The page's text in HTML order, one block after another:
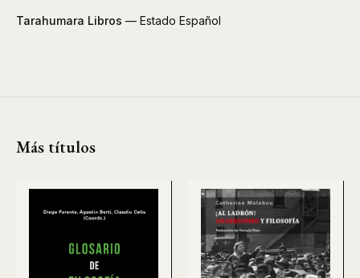
Tarahumara Libros — Estado Español
Más títulos